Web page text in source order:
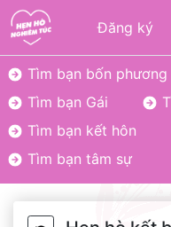
Đăng ký
Tìm bạn bốn phương
Tìm bạn Gái
Tìm bạn kết hôn
Tìm bạn tâm sự